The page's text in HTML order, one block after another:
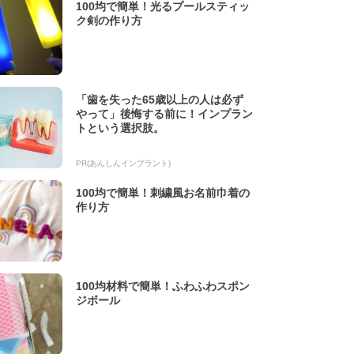
100均で簡単！光るプールスティッ
ク剣の作り方
「歯を失った65歳以上の人は必ず
やって」後悔する前に！インプラン
トという選択肢。
PR(あんしんインプラント)
100均で簡単！刺繍風お名前巾着の
作り方
100均材料で簡単！ふわふわスポン
ジボール